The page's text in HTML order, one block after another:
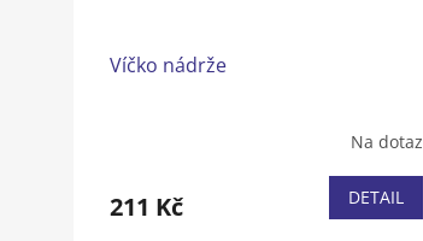
Víčko nádrže
Na dotaz
211 Kč DETAIL